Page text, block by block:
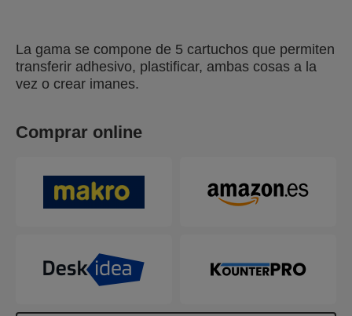
La gama se compone de 5 cartuchos que permiten
transferir adhesivo, plastificar, ambas cosas a la
vez o crear imanes.
Comprar online